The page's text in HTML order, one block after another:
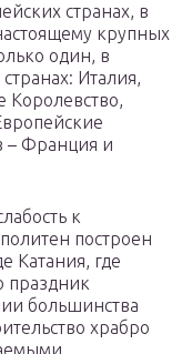
странах, в
крупных
один, в
Италия,
Королевство,
– Франция и
к
построен
Катания, где
праздник
большинства
храбро